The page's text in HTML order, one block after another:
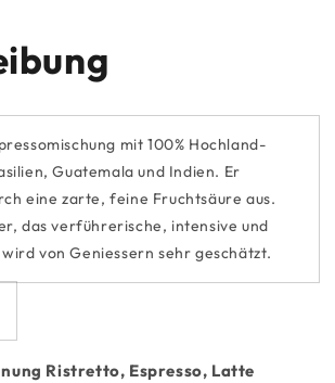
mit 100% Hochland-
Guatemala und Indien. Er
eine zarte, feine Fruchtsäure aus.
das verführerische, intensive und
von Geniessern sehr geschätzt.
Ristretto, Espresso, Latte